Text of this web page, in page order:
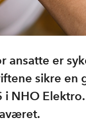
ansatte er
sikre
NHO